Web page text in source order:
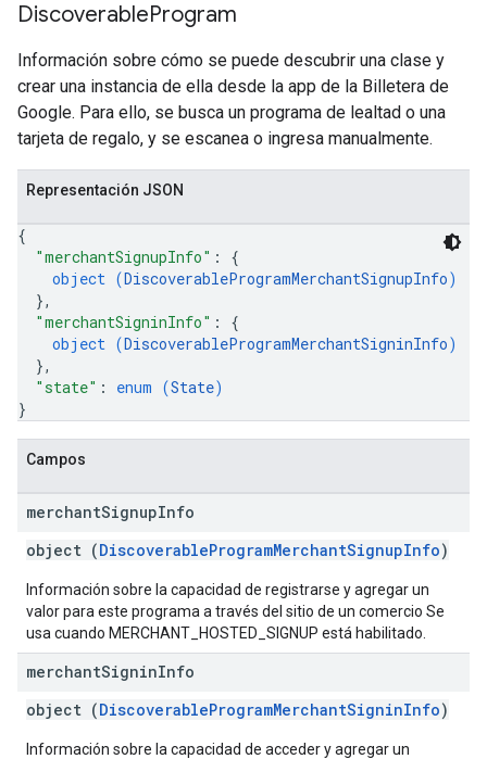
DiscoverableProgram
Información sobre cómo se puede descubrir una clase y
crear una instancia de ella desde la app de la Billetera de
Google. Para ello, se busca un programa de lealtad o una
tarjeta de regalo, y se escanea o ingresa manualmente.
Representación JSON
{
"merchantSignupInfo" : {
object (DiscoverableProgramMerchantSignupInfo)
},
"merchantSigninInfo" : {
object (DiscoverableProgramMerchantSigninInfo)
},
"state" : enum (State)
}
Campos
merchantSignupInfo
object (DiscoverableProgramMerchantSignupInfo)
Información sobre la capacidad de registrarse y agregar un
valor para este programa a través del sitio de un comercio Se
usa cuando MERCHANT_HOSTED_SIGNUP está habilitado.
merchantSigninInfo
object (DiscoverableProgramMerchantSigninInfo)
Información sobre la capacidad de acceder y agregar un